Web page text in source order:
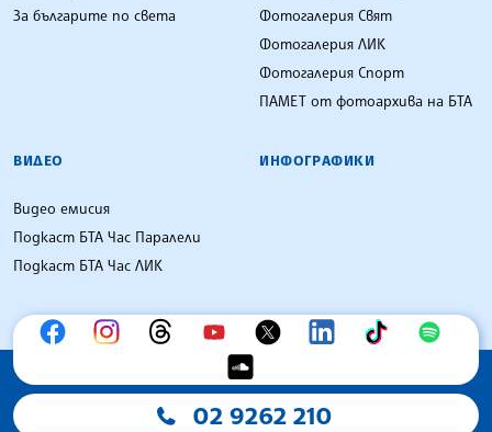
За българите по света
Фотогалерия Свят
Фотогалерия ЛИК
Фотогалерия Спорт
ПАМЕТ от фотоархива на БТА
ВИДЕО
Видео емисия
Подкаст БТА Час Паралели
Подкаст БТА Час ЛИК
ИНФОГРАФИКИ
02 9262 210